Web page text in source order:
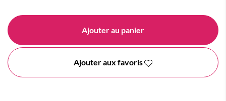
Ajouter au panier
Ajouter aux favoris